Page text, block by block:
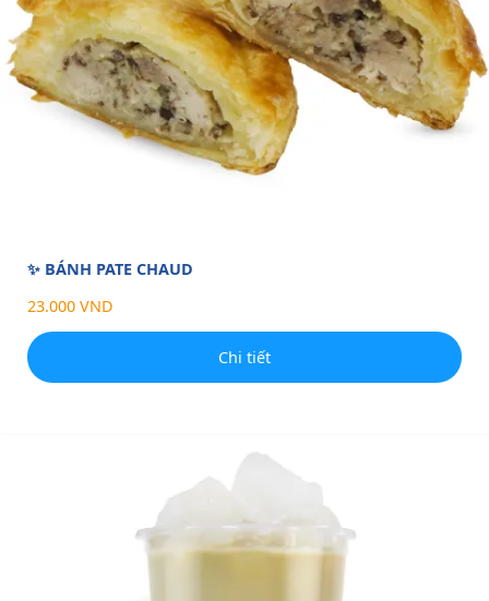
✨ BÁNH PATE CHAUD
23.000 VND
Chi tiết